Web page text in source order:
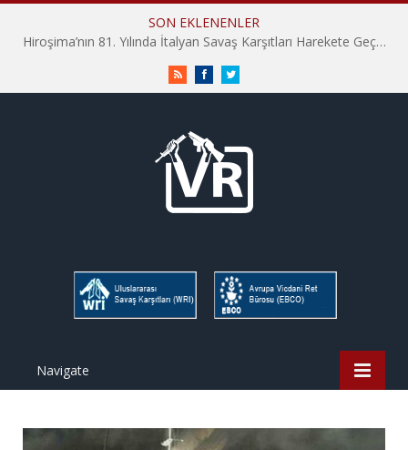
SON EKLENENLER
Hiroşima’nın 81. Yılında İtalyan Savaş Karşıtları Harekete Geçti: “Hatırlamak yeterli değil”
RSS FacebookTwitter
Navigate